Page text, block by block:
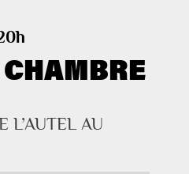
L’AUTEL AU